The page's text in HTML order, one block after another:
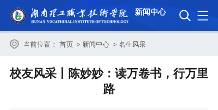
新闻中心
当前位置： 首页 > 新闻中心 > 名生风采
校友风采丨陈妙妙：读万卷书，行万里
路